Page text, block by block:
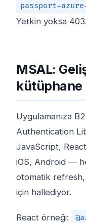
passport-
Yetkin yoksa 403.
MSAL:
kütüphane
Uygulamanıza
Authentication
JavaScript,
iOS, Android —
otomatik
için hallediyor.
React örneği: